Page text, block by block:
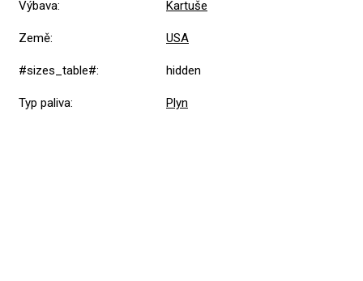
Výbava: Kartuše
Země: USA
#sizes_table#: hidden
Typ paliva: Plyn